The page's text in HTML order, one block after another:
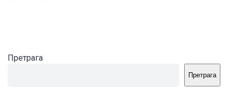
Претрага
Претрага